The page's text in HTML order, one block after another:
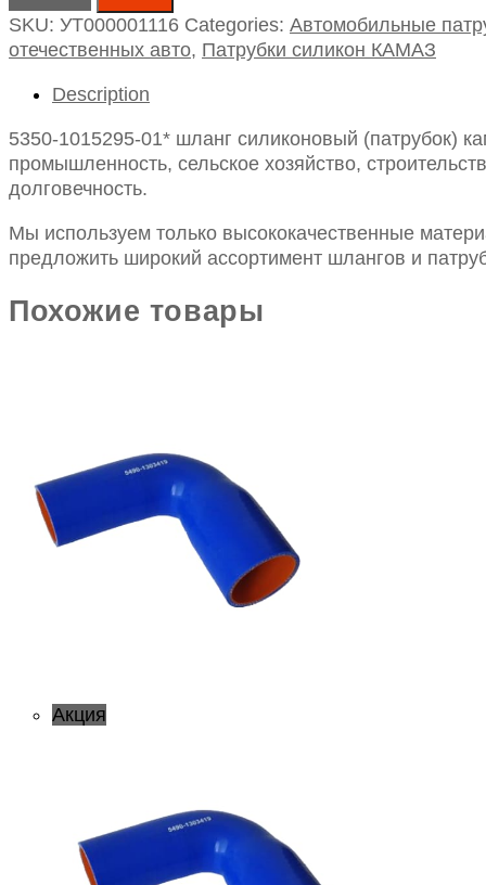
шланг
силиконовый
камаз
установки
пжд-30
id32-
70
quantity
SKU: УТ000001116 Categories: Автомобильные
отечественных авто, Патрубки силикон КАМАЗ
Description
5350-1015295-01* шланг силиконовый (патрубок)
промышленность, сельское хозяйство,
долговечность.
Мы используем только высококачественные
предложить широкий ассортимент шлангов и
Похожие товары
Акция